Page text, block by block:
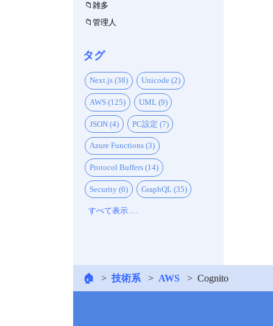
雑多
管理人
タグ
Next.js (38) Unicode (2)
AWS (125) UML (9)
JSON (4) PC設定 (7)
Azure Functions (3)
Protocol Buffers (14)
Security (6) GraphQL (35)
すべて表示 …
🏠 技術系 AWS Cognito